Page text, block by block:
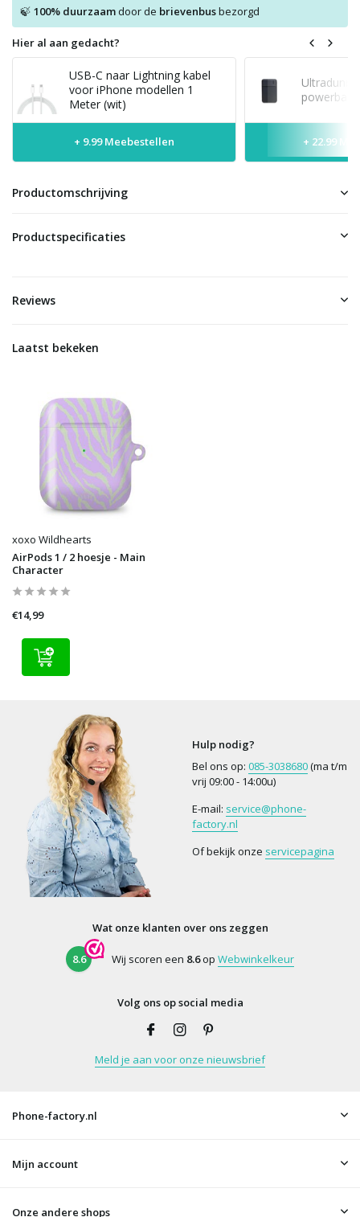
🍃 100% duurzaamdoor de brievenbusbezorgd
Hier al aan gedacht?
USB-C naar Lightning kabel
voor iPhone modellen 1
Meter (wit)
+ 9.99 Meebestellen + 22.99
Productomschrijving
Productspecificaties
Reviews
Laatst bekeken
xoxo Wildhearts
AirPods 1 / 2 hoesje - Main
Character
€14,99
Hulp nodig?
Bel ons op: 085-3038680(ma t/m
vrij 09:00 - 14:00u)
E-mail: service@phone-
factory.nl
Of bekijk onze servicepagina
Wat onze klanten over ons zeggen
8.6 Wij scoren een 8.6op Webwinkelkeur
Volg ons op social media
Meld je aan voor onze nieuwsbrief
Phone-factory.nl
Mijn account
Onze andere shops